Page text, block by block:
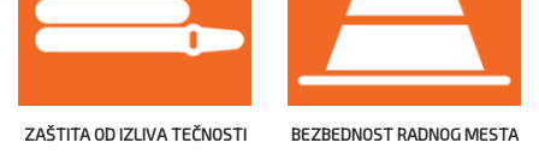
ZAŠTITA OD IZLIVA TEČNOSTI BEZBEDNOST RADNOG MESTA